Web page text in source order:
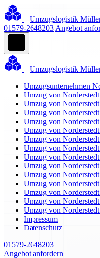
Umzugslogistik
01579-2648203 Angebot
Umzugslogistik
Umzugsunternehmen
Umzug von
Umzug von
Umzug von
Umzug von
Umzug von
Umzug von
Umzug von
Umzug von
Umzug von
Umzug von Norderstedt
Umzug von
Umzug von
Umzug von
Umzug von
Impressum
Datenschutz
01579-2648203
Angebot anfordern